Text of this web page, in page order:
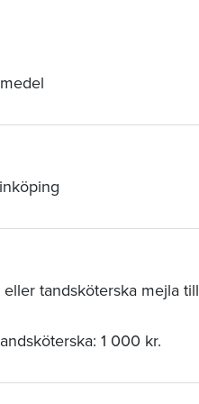
tandsköterska mejla till
1 000 kr.